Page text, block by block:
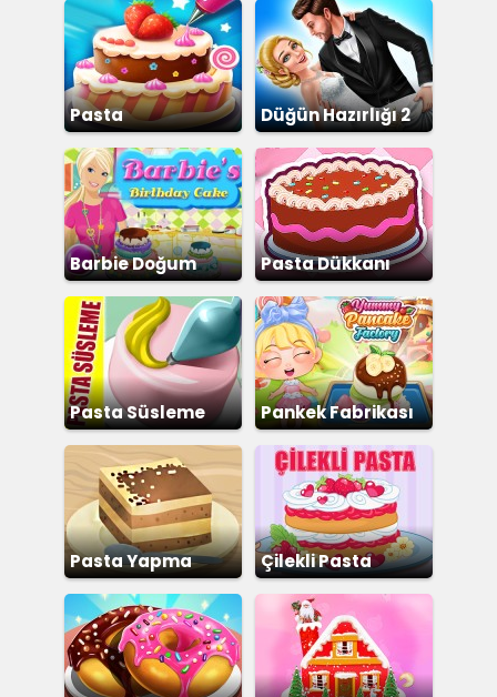
Pasta Düğün Hazırlığı 2
Barbie Doğum
Günü Pastası
Pasta Dükkanı
Pasta Süsleme Pankek Fabrikası
Pasta Yapma Çilekli Pasta